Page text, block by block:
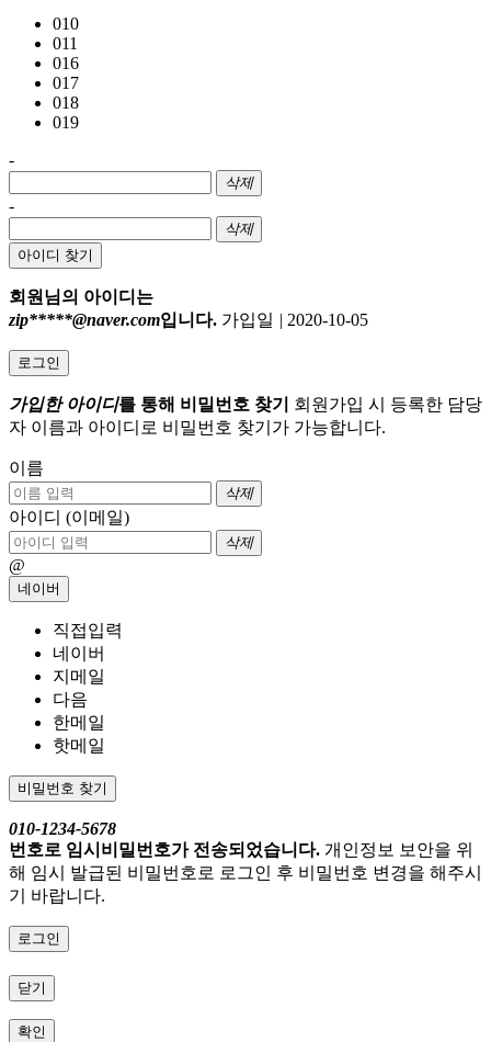
010
011
016
017
018
019
-
삭제
-
삭제
아이디 찾기
회원님의 아이디는
zip*****@naver.com입니다. 가입일 | 2020-10-05
로그인
가입한 아이디를 통해 비밀번호 찾기
회원가입 시 등록한 담당
자 이름과 아이디로 비밀번호 찾기가 가능합니다.
이름
삭제
아이디 (이메일)
삭제
@
네이버
직접입력
네이버
지메일
다음
한메일
핫메일
비밀번호 찾기
010-1234-5678
번호로 임시비밀번호가 전송되었습니다. 개인정보 보안을 위
해 임시 발급된 비밀번호로 로그인 후 비밀번호 변경을 해주시
기 바랍니다.
로그인
닫기
확인